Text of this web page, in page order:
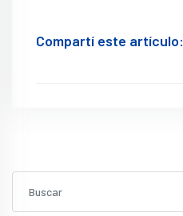
Compartí este artículo: